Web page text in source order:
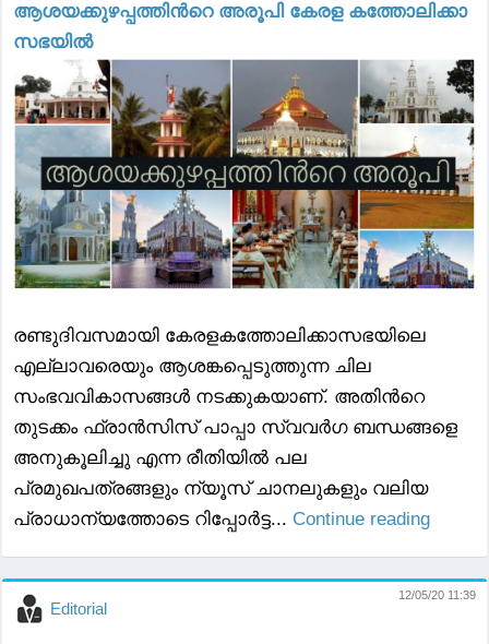
ആശയക്കുഴപ്പത്തിൻറെ അരൂപി കേരള കത്തോലിക്കാ
സഭയിൽ
രണ്ടുദിവസമായി കേരളകത്തോലിക്കാസഭയിലെ
എല്ലാവരെയും ആശങ്കപ്പെടുത്തുന്ന ചില
സംഭവവികാസങ്ങൾ നടക്കുകയാണ്. അതിൻറെ
തുടക്കം ഫ്രാൻസിസ് പാപ്പാ സ്വവർഗ ബന്ധങ്ങളെ
അനുകൂലിച്ചു എന്ന രീതിയിൽ പല
പ്രമുഖപത്രങ്ങളും ന്യൂസ് ചാനലുകളും വലിയ
പ്രാധാന്യത്തോടെ റിപ്പോർട്ട... Continue reading
Editorial
12/05/20 11:39